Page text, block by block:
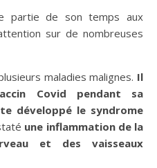
partie de son temps aux
sur de nombreuses
maladies malignes. Il
Covid pendant sa
développé le syndrome
une inflammation de la
et des vaisseaux